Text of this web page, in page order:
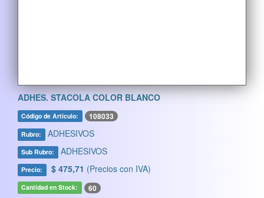
ADHES. STACOLA COLOR BLANCO
Código de Artículo: 108033
Rubro: ADHESIVOS
Sub Rubro: ADHESIVOS
Precio: $ 475,71 (Precios con IVA)
Cantidad en Stock: 60